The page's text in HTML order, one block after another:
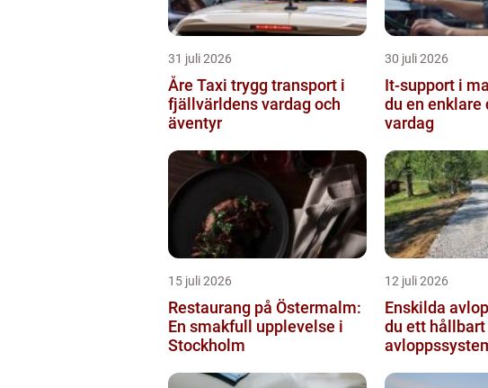
31 juli 2026
Åre Taxi trygg transport i
fjällvärldens vardag och
äventyr
30 juli 2026
It-support i
du en enklare
vardag
15 juli 2026
Restaurang på Östermalm:
En smakfull upplevelse i
Stockholm
12 juli 2026
Enskilda avlopp
du ett